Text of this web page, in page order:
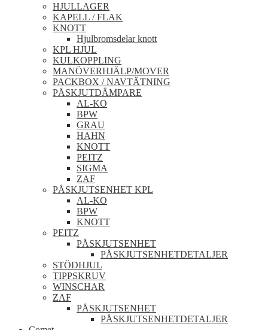
HJULLAGER
KAPELL / FLAK
KNOTT
Hjulbromsdelar knott
KPL HJUL
KULKOPPLING
MANÖVERHJÄLP/MOVER
PACKBOX / NAVTÄTNING
PÅSKJUTDÄMPARE
AL-KO
BPW
GRAU
HAHN
KNOTT
PEITZ
SIGMA
ZAF
PÅSKJUTSENHET KPL
AL-KO
BPW
KNOTT
PEITZ
PÅSKJUTSENHET
PÅSKJUTSENHETDETALJER
STÖDHJUL
TIPPSKRUV
WINSCHAR
ZAF
PÅSKJUTSENHET
PÅSKJUTSENHETDETALJER